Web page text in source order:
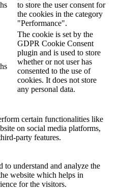
to store the user consent for
the cookies in the category
"Performance".
The cookie is set by the
GDPR Cookie Consent
plugin and is used to store
whether or not user has
consented to the use of
cookies. It does not store
any personal data.
certain functionalities like
on social media platforms,
party features.
to understand and analyze the
website which helps in
for the visitors.